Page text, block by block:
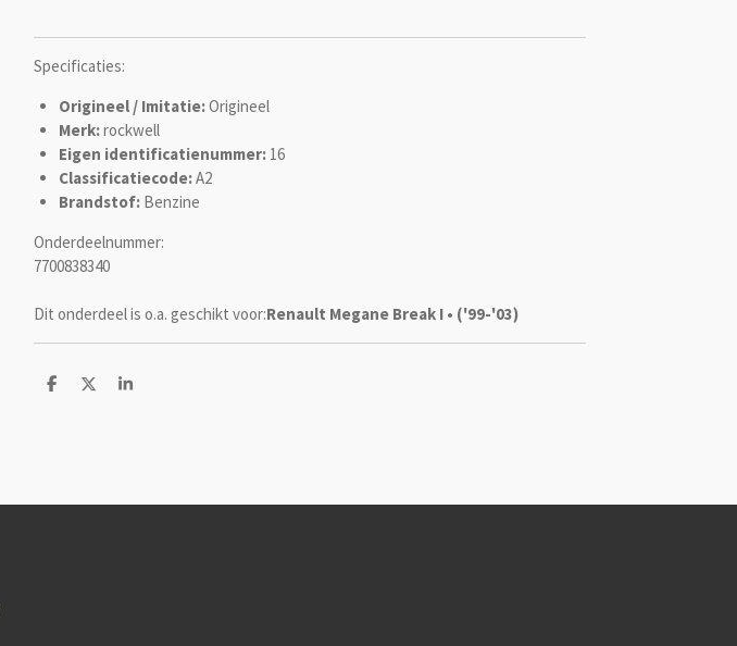
Specificaties:
Origineel / Imitatie:Origineel
Merk:rockwell
Eigen identificatienummer: 16
Classificatiecode:A2
Brandstof: Benzine
Onderdeelnummer:
7700838340
Dit onderdeel is o.a. geschikt voor:Renault Megane Break I • ('99-'03)
D
D
S